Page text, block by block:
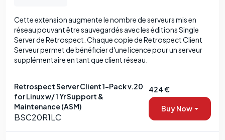
Cette extension augmente le nombre de serveurs mis en
réseau pouvant être sauvegardés avec les éditions Single
Server de Retrospect. Chaque copie de Retrospect Client
Serveur permet de bénéficier d'une licence pour un serveur
supplémentaire en tant que client réseau.
Retrospect Server Client 1-Pack v.20
for Linux w/ 1 Yr Support &
Maintenance (ASM)
BSC20R1LC
424 €
Buy Now